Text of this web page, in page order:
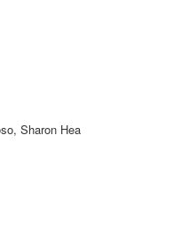
Sharon Hea